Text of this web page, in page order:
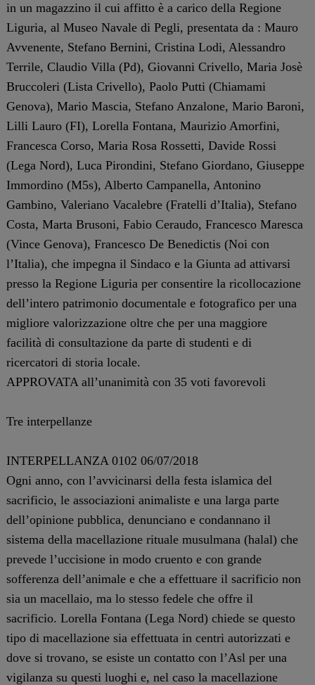
in un magazzino il cui affitto è a carico della Regione
Liguria, al Museo Navale di Pegli, presentata da : Mauro
Avvenente, Stefano Bernini, Cristina Lodi, Alessandro
Terrile, Claudio Villa (Pd), Giovanni Crivello, Maria Josè
Bruccoleri (Lista Crivello), Paolo Putti (Chiamami
Genova), Mario Mascia, Stefano Anzalone, Mario Baroni,
Lilli Lauro (FI), Lorella Fontana, Maurizio Amorfini,
Francesca Corso, Maria Rosa Rossetti, Davide Rossi
(Lega Nord), Luca Pirondini, Stefano Giordano, Giuseppe
Immordino (M5s), Alberto Campanella, Antonino
Gambino, Valeriano Vacalebre (Fratelli d’Italia), Stefano
Costa, Marta Brusoni, Fabio Ceraudo, Francesco Maresca
(Vince Genova), Francesco De Benedictis (Noi con
l’Italia), che impegna il Sindaco e la Giunta ad attivarsi
presso la Regione Liguria per consentire la ricollocazione
dell’intero patrimonio documentale e fotografico per una
migliore valorizzazione oltre che per una maggiore
facilità di consultazione da parte di studenti e di
ricercatori di storia locale.
APPROVATA all’unanimità con 35 voti favorevoli
Tre interpellanze
INTERPELLANZA 0102 06/07/2018
Ogni anno, con l’avvicinarsi della festa islamica del
sacrificio, le associazioni animaliste e una larga parte
dell’opinione pubblica, denunciano e condannano il
sistema della macellazione rituale musulmana (halal) che
prevede l’uccisione in modo cruento e con grande
sofferenza dell’animale e che a effettuare il sacrificio non
sia un macellaio, ma lo stesso fedele che offre il
sacrificio. Lorella Fontana (Lega Nord) chiede se questo
tipo di macellazione sia effettuata in centri autorizzati e
dove si trovano, se esiste un contatto con l’Asl per una
vigilanza su questi luoghi e, nel caso la macellazione